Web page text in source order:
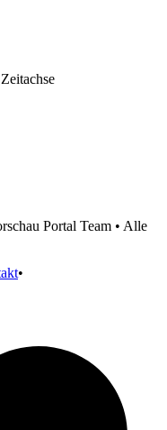
Portal Team • Alle
•